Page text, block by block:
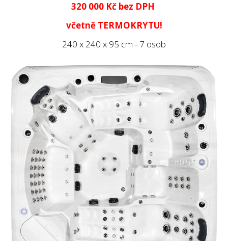
320 000 Kč bez DPH
včetně TERMOKRYTU!
240 x 240 x 95 cm - 7 osob